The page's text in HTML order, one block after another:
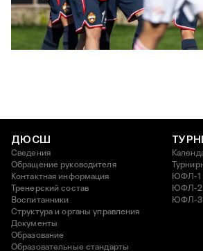
ЮФЛ: Московское дерби на «Октябре»
3 АВГУСТА 2026 14:15
ДЮСШ
Сведения
Обращение руководителя
Контактная информация
Тренерский состав
Воспитанники
Структура и органы управления
Документы
Образование
Образовательные стандарты
ЮФЛ-1
ЮФЛ-2
ЮФЛ-3